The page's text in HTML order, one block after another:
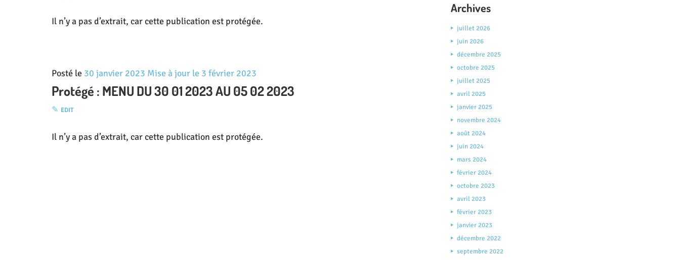
Il n’y a pas d’extrait, car cette publication est protégée.
Posté le 30 janvier 2023 Mise à jour le 3 février 2023
Protégé : MENU DU 30 01 2023 AU 05 02 2023
EDIT
Il n’y a pas d’extrait, car cette publication est protégée.
Archives
juillet 2026
juin 2026
décembre 2025
octobre 2025
juillet 2025
avril 2025
janvier 2025
novembre 2024
août 2024
juin 2024
mars 2024
février 2024
octobre 2023
avril 2023
février 2023
janvier 2023
décembre 2022
septembre 2022